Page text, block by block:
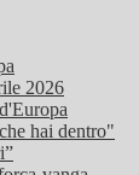
2026
hai dentro"